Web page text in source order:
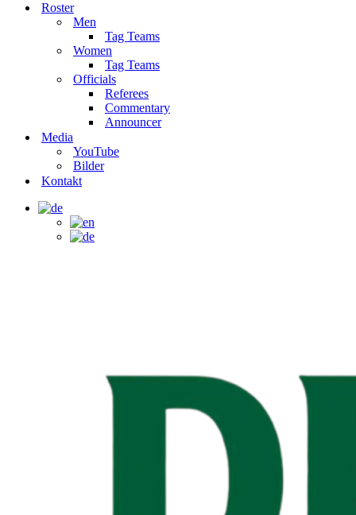
Roster
Men
Tag Teams
Women
Tag Teams
Officials
Referees
Commentary
Announcer
Media
YouTube
Bilder
Kontakt